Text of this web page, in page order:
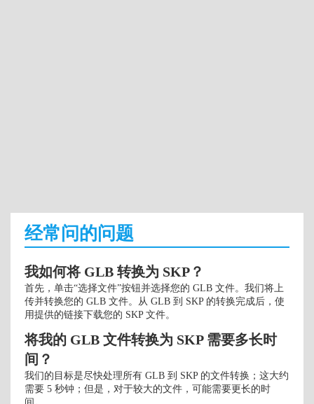
经常问的问题
我如何将 GLB 转换为 SKP？
首先，单击“选择文件”按钮并选择您的 GLB 文件。我们将上
传并转换您的 GLB 文件。从 GLB 到 SKP 的转换完成后，使
用提供的链接下载您的 SKP 文件。
将我的 GLB 文件转换为 SKP 需要多长时
间？
我们的目标是尽快处理所有 GLB 到 SKP 的文件转换；这大约
需要 5 秒钟；但是，对于较大的文件，可能需要更长的时